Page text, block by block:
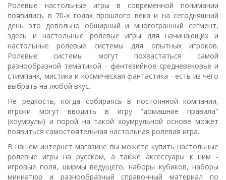
Ролевые настольные игры в современной понимании
появились в 70-х годах прошлого века и на сегодняшний
день это довольно обширный и многогранный сегмент,
здесь и настольные ролевые игры для начинающих и
настольные ролевые системы для опытных игроков.
Ролевые системы могут похвастаться самой
разнообразной тематикой - фентезийное средневековье и
стимпанк, мистика и космическая фантастика - есть из чего
выбрать на любой вкус.
Не редкость, когда собираясь в постоянной компании,
игроки могут вводить в игру "домашние правила"
(хоумрулы) и порой на такой хоумрульной основе может
появиться самостоятельная настольная ролевая игра.
В нашем интернет магазине вы можете купить настольные
ролевые игры на русском, а также аксессуары к ним -
игровые поля, ширмы ведущего, наборы кубиков, наборы
миниатюр и разнообразный справочный материал по